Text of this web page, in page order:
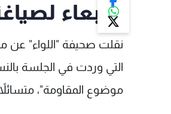
الأربعاء
التي وردت في الجلسة
موضوع المقاومة"،